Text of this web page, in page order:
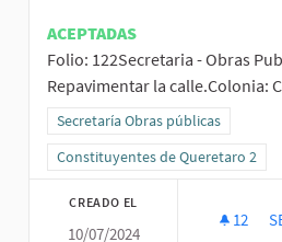
ACEPTADAS
Folio: 122Secretaria - Obras
Repavimentar la calle.Colonia:
Resultados al filtrar por la
Secretaría Obras públicas
Resultados al filtrar por el ámbito:
Constituyentes de Queretaro 2
CREADO EL
10/07/2024
12